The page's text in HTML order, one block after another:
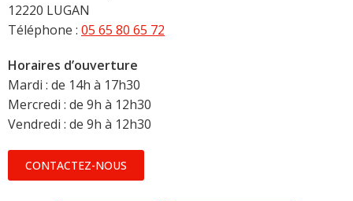
12220 LUGAN
Téléphone : 05 65 80 65 72
Horaires d’ouverture
Mardi : de 14h à 17h30
Mercredi : de 9h à 12h30
Vendredi : de 9h à 12h30
CONTACTEZ-NOUS